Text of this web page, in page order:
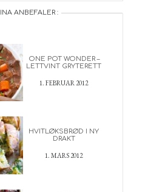
INA ANBEFALER :
ONE POT WONDER –
LETTVINT GRYTERETT
1. FEBRUAR 2012
HVITLØKSBRØD I NY
DRAKT
1. MARS 2012